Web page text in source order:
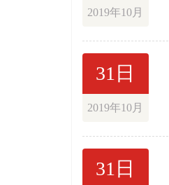
2019年10月
31日
2019年10月
31日